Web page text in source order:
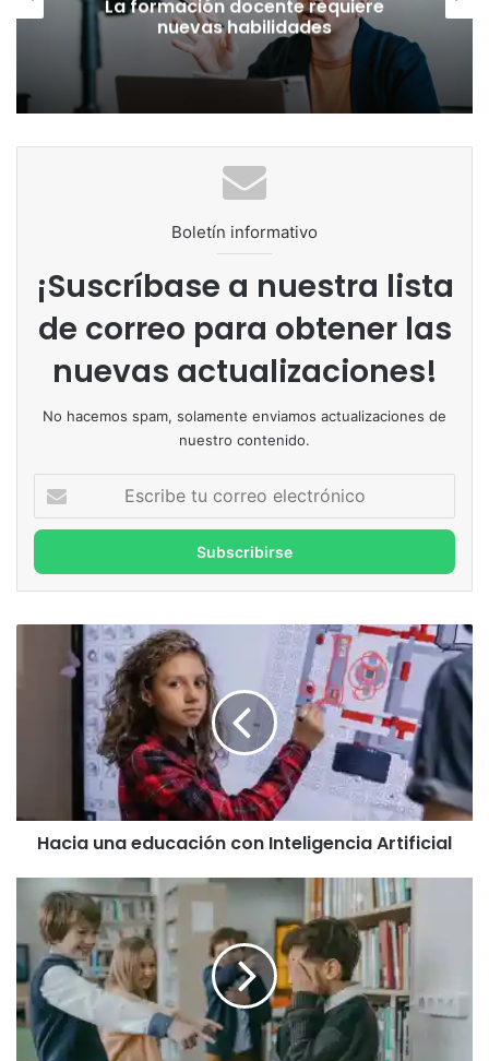
contemporánea exige redefinir la
labor docente
Boletín informativo
¡Suscríbase a nuestra lista
de correo para obtener las
nuevas actualizaciones!
No hacemos spam, solamente enviamos actualizaciones de
nuestro contenido.
correo
educación
Inteligencia
Hacia una educación con Inteligencia Artificial
revolución
finlandesa
contra
el
acoso
escolar